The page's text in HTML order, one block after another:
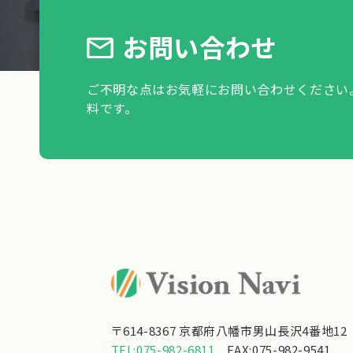
お問い合わせ
ご不明な点はお気軽にお問い合わせくださ
料です。
〒614-8367 京都府八幡市男山長沢4番地12
TEL:075-982-6811
FAX:075-982-9541